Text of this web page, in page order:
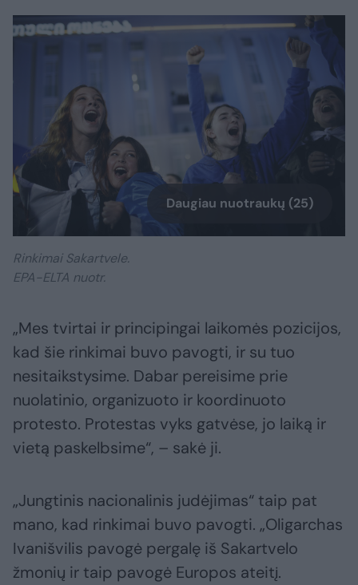
Daugiau nuotraukų (25)
Rinkimai Sakartvele.
EPA-ELTA nuotr.
„Mes tvirtai ir principingai laikomės pozicijos,
kad šie rinkimai buvo pavogti, ir su tuo
nesitaikstysime. Dabar pereisime prie
nuolatinio, organizuoto ir koordinuoto
protesto. Protestas vyks gatvėse, jo laiką ir
vietą paskelbsime“, – sakė ji.
„Jungtinis nacionalinis judėjimas“ taip pat
mano, kad rinkimai buvo pavogti. „Oligarchas
Ivanišvilis pavogė pergalę iš Sakartvelo
žmonių ir taip pavogė Europos ateitį.